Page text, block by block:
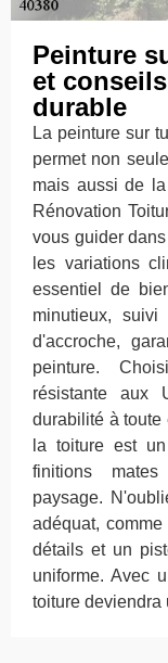
Peinture
et
durable
La peinture sur
permet non
mais aussi de
Rénovation
vous guider
les variations
essentiel de
minutieux, suivi
d'accroche,
peinture.
résistante aux
durabilité à toute
la toiture est
finitions mates
paysage.
adéquat,
détails et un
uniforme. Avec
toiture